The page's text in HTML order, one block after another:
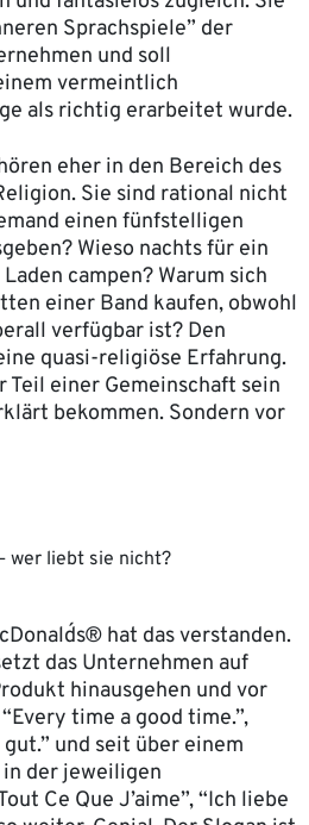
Sprachspiele” der
und soll
vermeintlich
als richtig erarbeitet wurde.
eher in den Bereich des
Sie sind rational nicht
einen fünfstelligen
Wieso nachts für ein
campen? Warum sich
einer Band kaufen, obwohl
verfügbar ist? Den
quasi-religiöse Erfahrung.
einer Gemeinschaft sein
bekommen. Sondern vor
wer liebt sie nicht?
hat das verstanden.
das Unternehmen auf
hinausgehen und vor
time a good time.”,
gut.” und seit über einem
in der jeweiligen
Ce Que J’aime”, “Ich liebe